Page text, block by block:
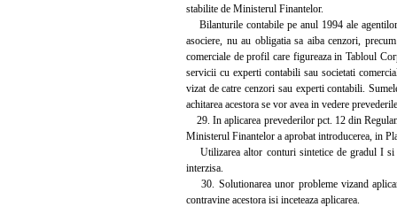
stabilite de Ministerul Finantelor.
Bilanturile contabile pe anul 1994 ale
asociere, nu au obligatia sa aiba cenzori,
comerciale de profil care figureaza in Tabloul
servicii cu experti contabili sau societati
vizat de catre cenzori sau experti contabili.
achitarea acestora se vor avea in vedere
29. In aplicarea prevederilor pct. 12 din
Ministerul Finantelor a aprobat introducerea, in
Utilizarea altor conturi sintetice de gradul I si
interzisa.
30. Solutionarea unor probleme vizand
contravine acestora isi inceteaza aplicarea.